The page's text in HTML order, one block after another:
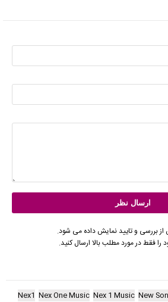
بررسی و تایید نمایش داده می شود.
را فقط در مورد مطلب بالا ارسال کنید.
New
Nex 1 Music
Nex One Music
Nex1